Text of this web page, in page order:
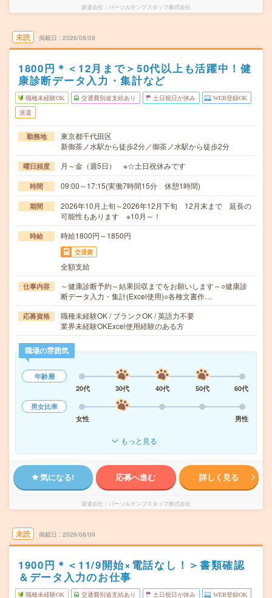
派遣会社 パーソルテンプスタッフ株式会社
未読 掲載日 2026/08/09
1800円＊＜12月まで＞50代以上も活躍中！健
康診断データ入力・集計など
職種未経験OK 交通費別途支給あり 土日祝日が休み WEB登録OK
派遣
勤務地
東京都千代田区
新御茶ノ水駅から徒歩2分／御茶ノ水駅から徒歩2分
曜日頻度 月～金（週5日） ※☆土日祝休みです
時間 09:00～17:15(実働7時間15分 休憩1時間)
期間
2026年10月上旬～2026年12月下旬 12月末まで 延長の
可能性もあります ※10月～！
時給 時給1800円～1850円
交通費
全額支給
仕事内容
～健康診断予約～結果回収までをお願いします～○健康診
断データ入力・集計(Excel使用)○各種文書作…
応募資格
職種未経験OK / ブランクOK / 英語力不要
業界未経験OKExcel使用経験のある方
職場の雰囲気
年齢層
20代
30代 40代 50代
60代
男女比率
女性
男性
もっと見る
気になる! 応募へ進む 詳しく見る
派遣会社 パーソルテンプスタッフ株式会社
未読 掲載日 2026/08/09
1900円＊＜11/9開始×電話なし！＞書類確認
＆データ入力のお仕事
職種未経験OK 交通費別途支給あり 土日祝日が休み WEB登録OK